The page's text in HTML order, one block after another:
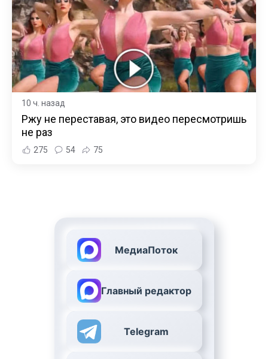
10 ч. назад
Ржу не переставая, это видео пересмотришь
не раз
275 54 75
МедиаПоток
Главный редактор
Telegram